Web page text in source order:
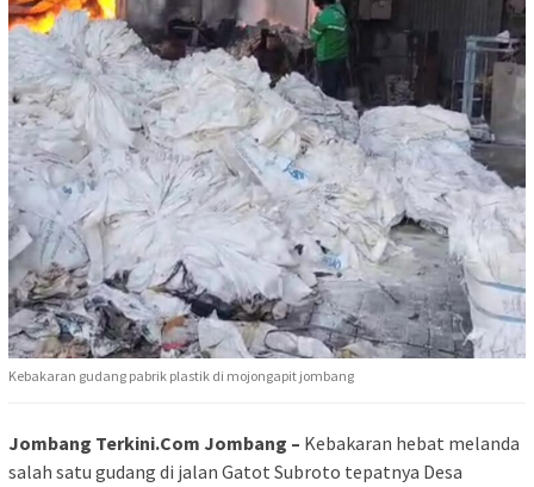
Kebakaran gudang pabrik plastik di mojongapit jombang
Jombang Terkini.Com Jombang – Kebakaran hebat melanda
salah satu gudang di jalan Gatot Subroto tepatnya Desa